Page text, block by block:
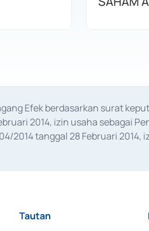
Efek berdasarkan surat
2014, izin usaha sebagai
2014 tanggal 28 Februari
Tautan